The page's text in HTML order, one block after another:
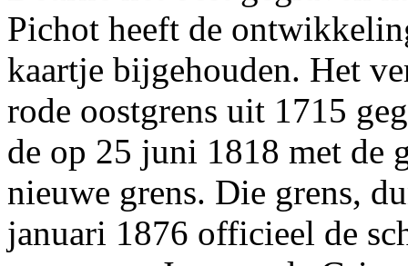
Pichot heeft de
kaartje bijgehouden. Het
rode oostgrens uit 1715
de op 25 juni 1818 met de
nieuwe grens. Die grens,
januari 1876 officieel de